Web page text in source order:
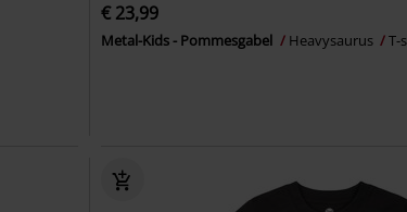
€ 23,99
Metal-Kids - Pommesgabel Heavysaurus T-